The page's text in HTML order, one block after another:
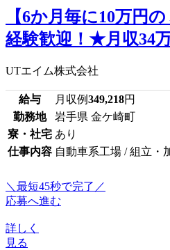
【6か月毎に10万円
経験歓迎！★月収34
UTエイム株式会社
給与 月収例349,218円
勤務地
岩手県 金ケ崎町
寮・社宅 あり
仕事内容 自動車系工場 / 組立・
＼最短45秒で完了／
応募へ進む
詳しく
見る